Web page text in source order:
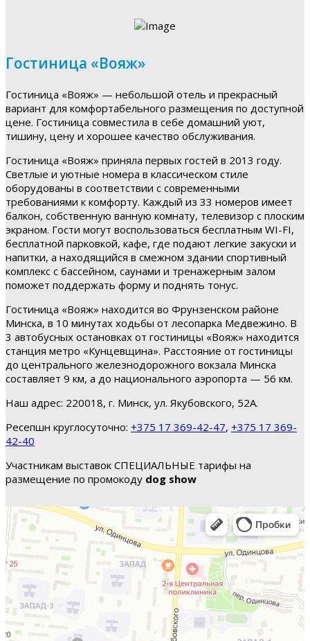
Гостиница «Вояж»
Гостиница «Вояж» — небольшой отель и прекрасный
вариант для комфортабельного размещения по доступной
цене. Гостиница совместила в себе домашний уют,
тишину, цену и хорошее качество обслуживания.
Гостиница «Вояж» приняла первых гостей в 2013 году.
Светлые и уютные номера в классическом стиле
оборудованы в соответствии с современными
требованиями к комфорту. Каждый из 33 номеров имеет
балкон, собственную ванную комнату, телевизор с плоским
экраном. Гости могут воспользоваться бесплатным WI-FI,
бесплатной парковкой, кафе, где подают легкие закуски и
напитки, а находящийся в смежном здании спортивный
комплекс с бассейном, саунами и тренажерным залом
поможет поддержать форму и поднять тонус.
Гостиница «Вояж» находится во Фрунзенском районе
Минска, в 10 минутах ходьбы от лесопарка Медвежино. В
3 автобусных остановках от гостиницы «Вояж» находится
станция метро «Кунцевщина». Расстояние от гостиницы
до центрального железнодорожного вокзала Минска
составляет 9 км, а до национального аэропорта — 56 км.
Наш адрес: 220018, г. Минск, ул. Якубовского, 52А.
Ресепшн круглосуточно: +375 17 369-42-47, +375 17 369-
42-40
Участникам выставок СПЕЦИАЛЬНЫЕ тарифы на
размещение по промокоду dog show